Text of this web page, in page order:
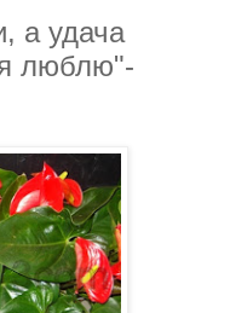
а удача
люблю"-